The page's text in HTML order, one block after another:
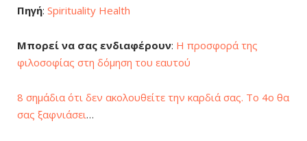
Πηγή: Spirituality Health
Μπορεί να σας ενδιαφέρουν: Η προσφορά της
φιλοσοφίας στη δόμηση του εαυτού
8 σημάδια ότι δεν ακολουθείτε την καρδιά σας. Το 4ο θα
σας ξαφνιάσει…